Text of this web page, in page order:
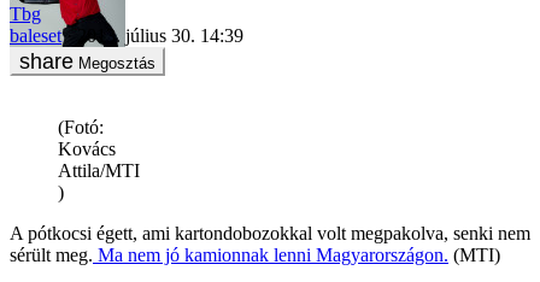
Tbg
baleset
2013. július 30. 14:39
Megosztás
(Fotó:
Kovács
Attila/MTI
)
A pótkocsi égett, ami kartondobozokkal volt megpakolva, senki nem
sérült meg. Ma nem jó kamionnak lenni Magyarországon. (MTI)